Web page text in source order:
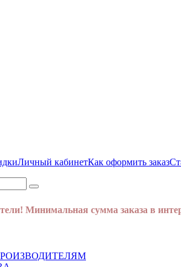
00
Личный кабинетКак оформить заказ
Минимальная сумма заказа в